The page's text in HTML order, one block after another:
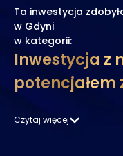
Ta inwestycja
w Gdyni
w kategorii:
Inwestycja z
potencjałem
Czytaj więcej